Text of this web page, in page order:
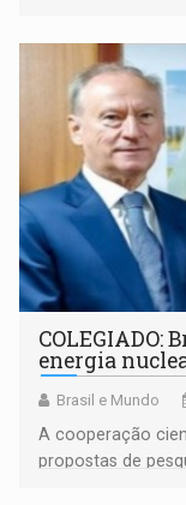
COLEGIADO:
energia
Brasil e Mundo
A cooperação
propostas de